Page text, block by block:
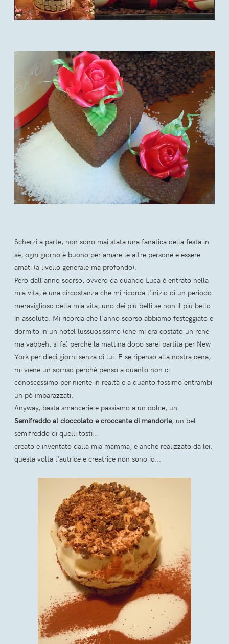
Scherzi a parte, non sono mai stata una fanatica della festa in
sè, ogni giorno è buono per amare le altre persone e essere
amati (a livello generale ma profondo).
Però dall'anno scorso, ovvero da quando Luca è entrato nella
mia vita, è una circostanza che mi ricorda l'inizio di un periodo
meraviglioso della mia vita, uno dei più belli se non il più bello
in assoluto. Mi ricorda che l'anno scorso abbiamo festeggiato e
dormito in un hotel lussuosissimo (che mi era costato un rene
ma vabbeh, si fa) perchè la mattina dopo sarei partita per New
York per dieci giorni senza di lui. E se ripenso alla nostra cena,
mi viene un sorriso perchè penso a quanto non ci
conoscessimo per niente in realtà e a quanto fossimo entrambi
un pò imbarazzati.
Anyway, basta smancerie e passiamo a un dolce, un
Semifreddo al cioccolato e croccante di mandorle, un bel
semifreddo di quelli tosti...
creato e inventato dalla mia mamma, e anche realizzato da lei.
questa volta l'autrice e creatrice non sono io...